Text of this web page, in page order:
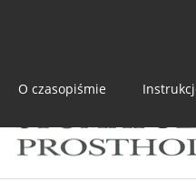
O czasopiśmie